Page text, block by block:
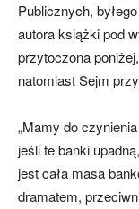
Publicznych,
autora książki pod
przytoczona
natomiast Sejm
„Mamy do
jeśli te banki
jest cała masa
dramatem,